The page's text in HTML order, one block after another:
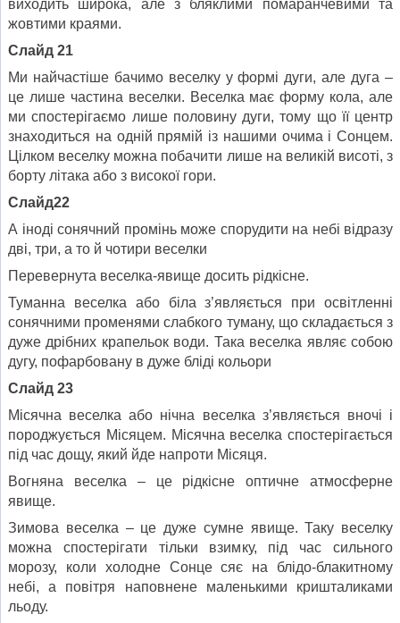
виходить широка, але з бляклими помаранчевими та
жовтими краями.
Слайд 21
Ми найчастіше бачимо веселку у формі дуги, але дуга –
це лише частина веселки. Веселка має форму кола, але
ми спостерігаємо лише половину дуги, тому що її центр
знаходиться на одній прямій із нашими очима і Сонцем.
Цілком веселку можна побачити лише на великій висоті, з
борту літака або з високої гори.
Слайд22
А іноді сонячний промінь може спорудити на небі відразу
дві, три, а то й чотири веселки
Перевернута веселка-явище досить рідкісне.
Туманна веселка або біла з’являється при освітленні
сонячними променями слабкого туману, що складається з
дуже дрібних крапельок води. Така веселка являє собою
дугу, пофарбовану в дуже бліді кольори
Слайд 23
Місячна веселка або нічна веселка з’являється вночі і
породжується Місяцем. Місячна веселка спостерігається
під час дощу, який йде напроти Місяця.
Вогняна веселка – це рідкісне оптичне атмосферне
явище.
Зимова веселка – це дуже сумне явище. Таку веселку
можна спостерігати тільки взимку, під час сильного
морозу, коли холодне Сонце сяє на блідо-блакитному
небі, а повітря наповнене маленькими кришталиками
льоду.